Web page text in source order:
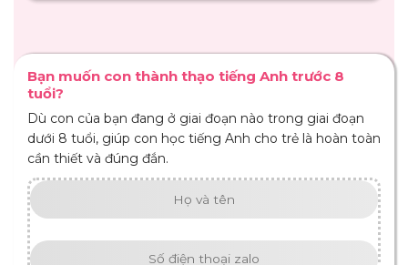
Bạn muốn con thành thạo tiếng Anh trước 8
tuổi?
Dù con của bạn đang ở giai đoạn nào trong giai đoạn
dưới 8 tuổi, giúp con học tiếng Anh cho trẻ là hoàn toàn
cần thiết và đúng đắn.